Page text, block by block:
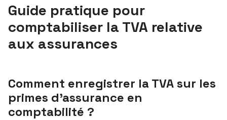
Guide pratique pour
comptabiliser la TVA relative
aux assurances
Comment enregistrer la TVA sur les
primes d’assurance en
comptabilité ?